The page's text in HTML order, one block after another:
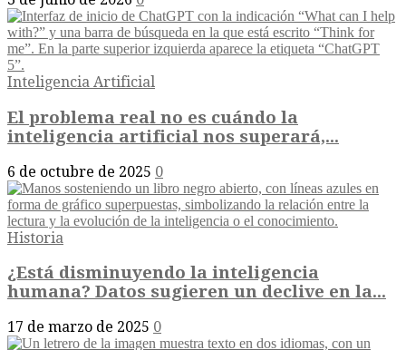
Inteligencia Artificial
El problema real no es cuándo la
inteligencia artificial nos superará,...
6 de octubre de 2025 0
Historia
¿Está disminuyendo la inteligencia
humana? Datos sugieren un declive en la...
17 de marzo de 2025 0